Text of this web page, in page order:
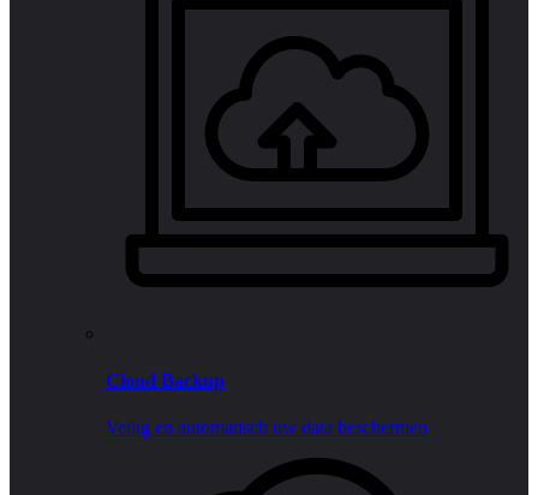
Cloud Backup
Veilig en automatisch uw data beschermen